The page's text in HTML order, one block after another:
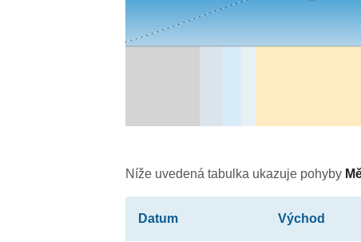
Níže uvedená tabulka ukazuje pohyby
Datum Východ